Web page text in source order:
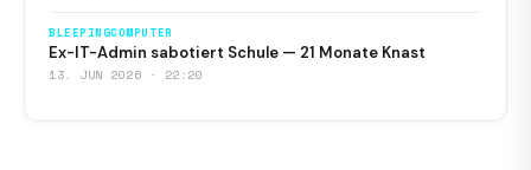
BLEEPINGCOMPUTER
Ex-IT-Admin sabotiert Schule — 21 Monate Knast
13. JUN 2026 · 22:20